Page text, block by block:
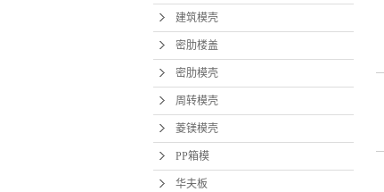
建筑模壳
密肋楼盖
密肋模壳
周转模壳
菱镁模壳
PP箱模
华夫板